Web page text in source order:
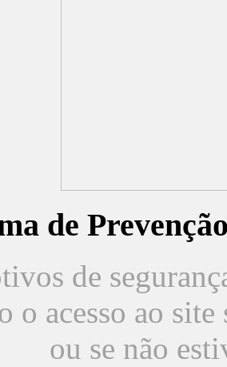
de
de
o acesso ao
ou se não